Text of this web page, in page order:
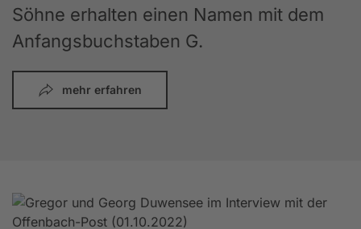
Söhne erhalten einen Namen mit dem
Anfangsbuchstaben G.
mehr erfahren